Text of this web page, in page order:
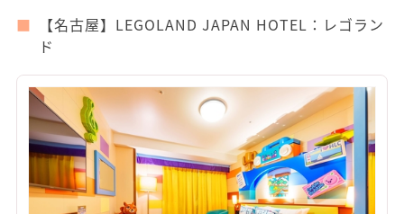
【名古屋】LEGOLAND JAPAN HOTEL：レゴラン
ド